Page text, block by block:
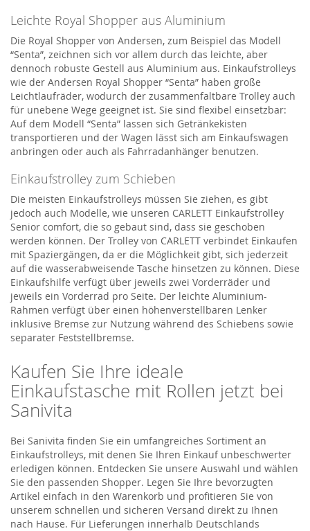
Leichte Royal Shopper aus Aluminium
Die Royal Shopper von Andersen, zum Beispiel das Modell
“Senta”, zeichnen sich vor allem durch das leichte, aber
dennoch robuste Gestell aus Aluminium aus. Einkaufstrolleys
wie der Andersen Royal Shopper “Senta” haben große
Leichtlaufräder, wodurch der zusammenfaltbare Trolley auch
für unebene Wege geeignet ist. Sie sind flexibel einsetzbar:
Auf dem Modell “Senta” lassen sich Getränkekisten
transportieren und der Wagen lässt sich am Einkaufswagen
anbringen oder auch als Fahrradanhänger benutzen.
Einkaufstrolley zum Schieben
Die meisten Einkaufstrolleys müssen Sie ziehen, es gibt
jedoch auch Modelle, wie unseren CARLETT Einkaufstrolley
Senior comfort, die so gebaut sind, dass sie geschoben
werden können. Der Trolley von CARLETT verbindet Einkaufen
mit Spaziergängen, da er die Möglichkeit gibt, sich jederzeit
auf die wasserabweisende Tasche hinsetzen zu können. Diese
Einkaufshilfe verfügt über jeweils zwei Vorderräder und
jeweils ein Vorderrad pro Seite. Der leichte Aluminium-
Rahmen verfügt über einen höhenverstellbaren Lenker
inklusive Bremse zur Nutzung während des Schiebens sowie
separater Feststellbremse.
Kaufen Sie Ihre ideale
Einkaufstasche mit Rollen jetzt bei
Sanivita
Bei Sanivita finden Sie ein umfangreiches Sortiment an
Einkaufstrolleys, mit denen Sie Ihren Einkauf unbeschwerter
erledigen können. Entdecken Sie unsere Auswahl und wählen
Sie den passenden Shopper. Legen Sie Ihre bevorzugten
Artikel einfach in den Warenkorb und profitieren Sie von
unserem schnellen und sicheren Versand direkt zu Ihnen
nach Hause. Für Lieferungen innerhalb Deutschlands